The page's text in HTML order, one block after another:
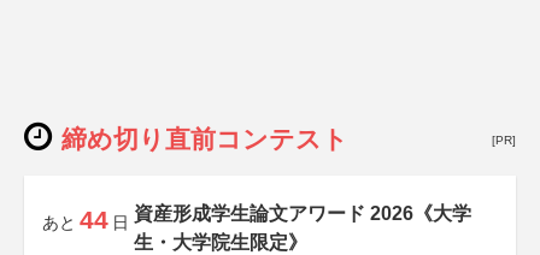
締め切り直前コンテスト [PR]
あと 44 日 資産形成学生論文アワード 2026《大学
生・大学院生限定》